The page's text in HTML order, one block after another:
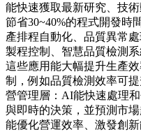
能快速獲取最新研究、技
節省30~40%的程式開發時
產排程自動化、品質異常
製程控制、智慧品質檢測
這些應用能大幅提升生產
制，例如品質檢測效率可
營管理層：AI能快速處理
與即時的決策，並預測市
能優化營運效率、激發創